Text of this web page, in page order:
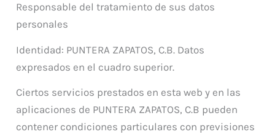
Responsable del tratamiento de sus datos
personales
Identidad: PUNTERA ZAPATOS, C.B. Datos
expresados en el cuadro superior.
Ciertos servicios prestados en esta web y en las
aplicaciones de PUNTERA ZAPATOS, C.B pueden
contener condiciones particulares con previsiones